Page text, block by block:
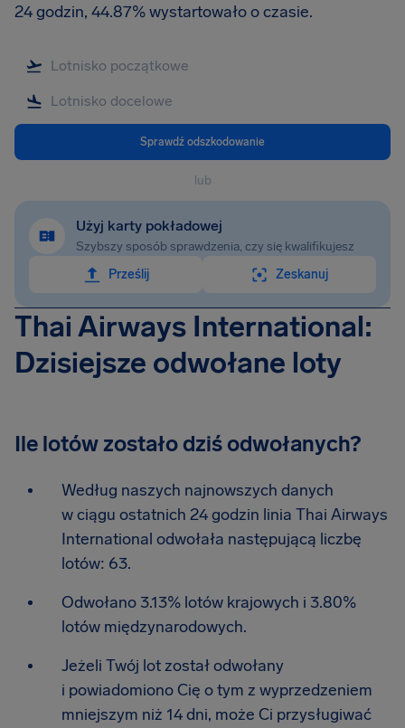
24 godzin, 44.87% wystartowało o czasie.
Sprawdź odszkodowanie
lub
Użyj karty pokładowej
Szybszy sposób sprawdzenia, czy się kwalifikujesz
Prześlij
Zeskanuj
Thai Airways International:
Dzisiejsze odwołane loty
Ile lotów zostało dziś odwołanych?
Według naszych najnowszych danych
w ciągu ostatnich 24 godzin linia Thai Airways
International odwołała następującą liczbę
lotów: 63.
Odwołano 3.13% lotów krajowych i 3.80%
lotów międzynarodowych.
Jeżeli Twój lot został odwołany
i powiadomiono Cię o tym z wyprzedzeniem
mniejszym niż 14 dni, może Ci przysługiwać